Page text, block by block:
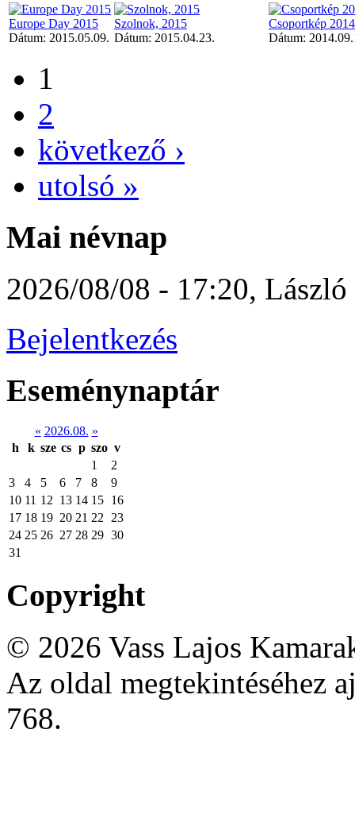
Europe Day 2015
Dátum: 2015.05.09.
Szolnok, 2015
Dátum: 2015.04.23.
Csoportkép 2014
Dátum:
1
2
következő ›
utolsó »
Mai névnap
2026/08/08 - 17:20, László
Bejelentkezés
Eseménynaptár
« 2026.08. »
h
k sze cs p szo v
1
2
3
4 5 6 7 8
9
10 11 12 13 14 15 16
17 18 19 20 21 22
23
24 25 26 27 28 29 30
31
Copyright
© 2026 Vass Lajos
Az oldal megtekintéséhez
768.